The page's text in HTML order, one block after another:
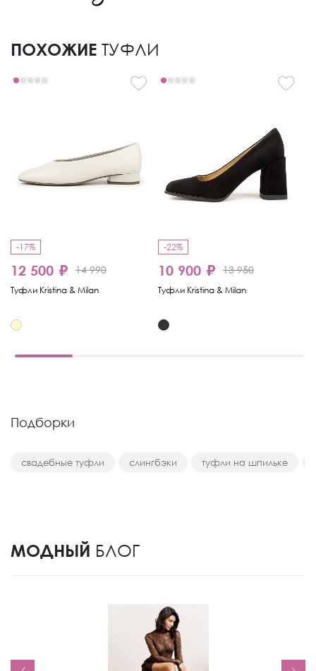
ПОХОЖИЕ ТУФЛИ
-17%
12 500 ₽ 14 990
Туфли Kristina & Milan
-22%
10 900 ₽ 13 950
Туфли Kristina & Milan
Подборки
свадебные туфли слингбэки туфли на шпильке
МОДНЫЙ БЛОГ